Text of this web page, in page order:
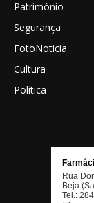
Património
Segurança
FotoNoticia
Cultura
Política